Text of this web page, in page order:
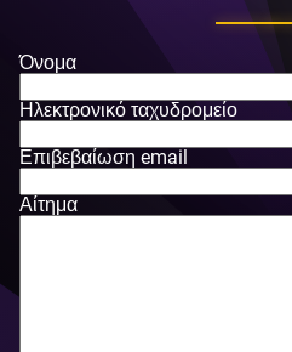
Όνομα
Ηλεκτρονικό ταχυδρομείο
Επιβεβαίωση email
Αίτημα